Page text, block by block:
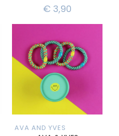
€ 3,90
AVA AND YVES